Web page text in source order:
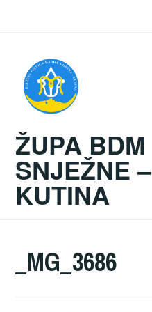
ŽUPA BDM
SNJEŽNE –
KUTINA
_MG_3686